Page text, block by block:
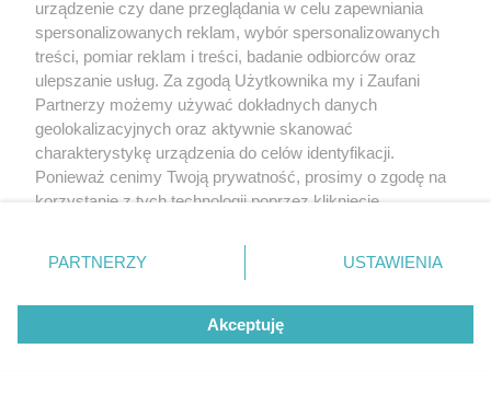
urządzenie czy dane przeglądania w celu zapewniania
spersonalizowanych reklam, wybór spersonalizowanych
treści, pomiar reklam i treści, badanie odbiorców oraz
ulepszanie usług. Za zgodą Użytkownika my i Zaufani
Partnerzy możemy używać dokładnych danych
geolokalizacyjnych oraz aktywnie skanować
charakterystykę urządzenia do celów identyfikacji.
Ponieważ cenimy Twoją prywatność, prosimy o zgodę na
korzystanie z tych technologii poprzez kliknięcie
zmienić/wycofać klikając przycisk ustawień prywatności
znajdujący się w lewym dolnym rogu strony
rodzaje przetwarzania danych nie wymagają zgody
użytkownika, ale masz prawo sprzeciwić się takiemu
przetwarzaniu. Preferencje będą miały zastosowanie tylko
PARTNERZY USTAWIENIA
Akceptuję